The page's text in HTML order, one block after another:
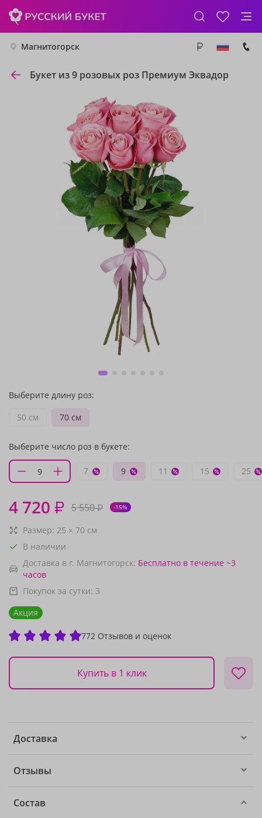
Магнитогорск
Букет из 9 розовых роз Премиум Эквадор
Выберите длину роз:
50 см
70 см
Выберите число роз в букете:
7 9 11 15 25
4 720 ₽ 5 550₽ -15%
Размер: 25 × 70 см
В наличии
Доставка в г. Магнитогорск: Бесплатно в течение ~3
часов
Покупок за сутки: 3
Акция
772 Отзывов и оценок
Купить в 1 клик
Доставка
Отзывы
Состав